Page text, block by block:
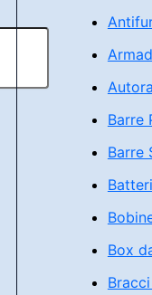
Barre
Barre
Box